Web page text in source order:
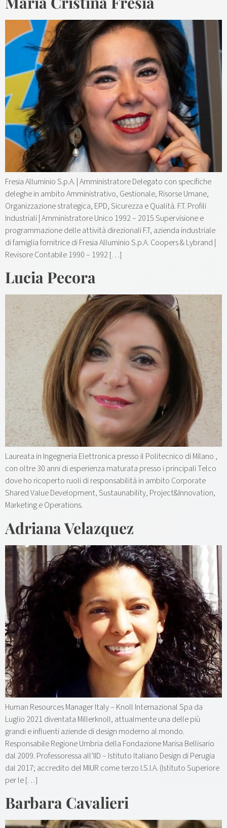
Fresia Alluminio S.p.A. | Amministratore Delegato con specifiche
deleghe in ambito Amministrativo, Gestionale, Risorse Umane,
Organizzazione strategica, EPD, Sicurezza e Qualità. F.T. Profili
Industriali | Amministratore Unico 1992 – 2015 Supervisione e
programmazione delle attività direzionali F.T, azienda industriale
di famiglia fornitrice di Fresia Alluminio S.p.A. Coopers & Lybrand |
Revisore Contabile 1990 – 1992 […]
Lucia Pecora
Laureata in Ingegneria Elettronica presso il Politecnico di Milano ,
con oltre 30 anni di esperienza maturata presso i principali Telco
dove ho ricoperto ruoli di responsabilità in ambito Corporate
Shared Value Development, Sustaunability, Project&Innovation,
Marketing e Operations.
Adriana Velazquez
Human Resources Manager Italy – Knoll Internazional Spa da
Luglio 2021 diventata Millerknoll, attualmente una delle più
grandi e influenti aziende di design moderno al mondo.
Responsabile Regione Umbria della Fondazione Marisa Bellisario
dal 2009. Professoressa all’IID – Istituto Italiano Design di Perugia
dal 2017; accredito del MIUR come terzo I.S.I.A. (Istituto Superiore
per le […]
Barbara Cavalieri